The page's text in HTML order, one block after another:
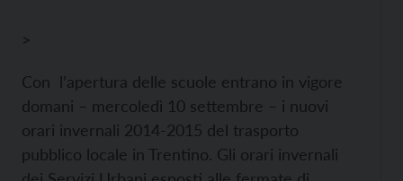
>
Con l’apertura delle scuole entrano in vigore
domani – mercoledì 10 settembre – i nuovi
orari invernali 2014-2015 del trasporto
pubblico locale in Trentino. Gli orari invernali